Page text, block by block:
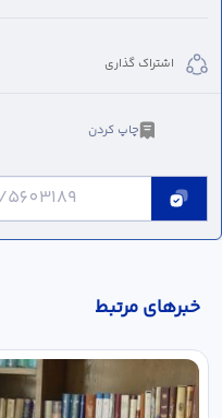
اشتراک گذاری
چاپ کردن
خبر‌های مرتبط